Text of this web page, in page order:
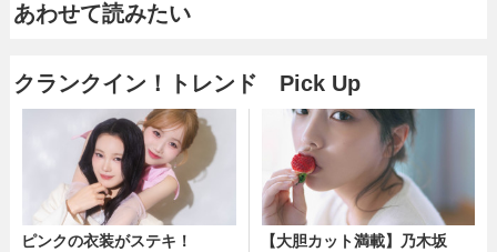
あわせて読みたい
クランクイン！トレンド Pick Up
ピンクの衣装がステキ！
【大胆カット満載】乃木坂